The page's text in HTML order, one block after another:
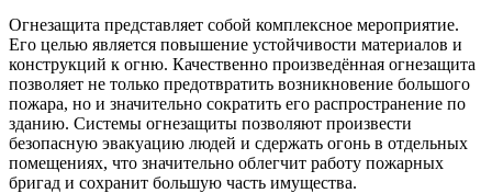
Огнезащита представляет собой комплексное мероприятие.
Его целью является повышение устойчивости материалов и
конструкций к огню. Качественно произведённая огнезащита
позволяет не только предотвратить возникновение большого
пожара, но и значительно сократить его распространение по
зданию. Системы огнезащиты позволяют произвести
безопасную эвакуацию людей и сдержать огонь в отдельных
помещениях, что значительно облегчит работу пожарных
бригад и сохранит большую часть имущества.